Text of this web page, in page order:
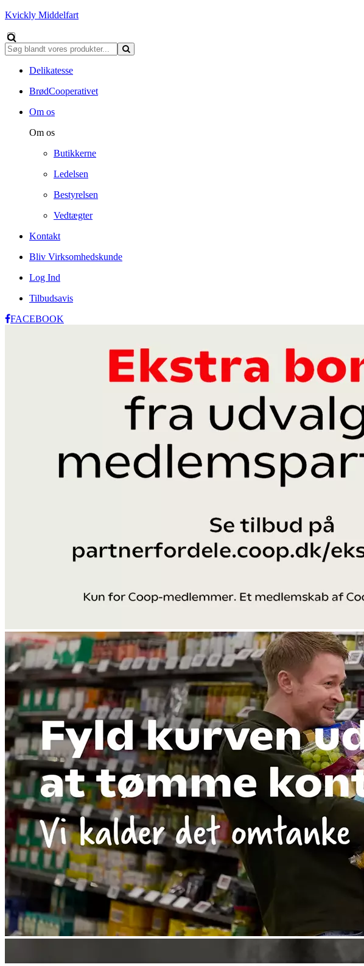
Kvickly Middelfart
Delikatesse
BrødCooperativet
Om os
Om os
Butikkerne
Ledelsen
Bestyrelsen
Vedtægter
Kontakt
Bliv Virksomhedskunde
Log Ind
Tilbudsavis
FACEBOOK